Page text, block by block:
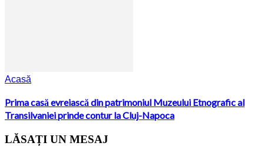
Acasă
Prima casă evreiască din patrimoniul Muzeului Etnografic al
Transilvaniei prinde contur la Cluj-Napoca
LĂSAȚI UN MESAJ